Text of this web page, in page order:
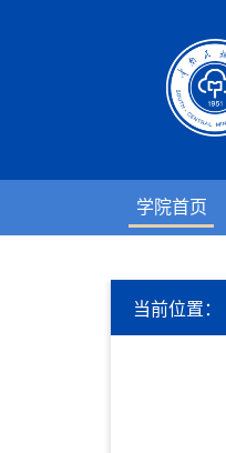
学院首页
当前位置：